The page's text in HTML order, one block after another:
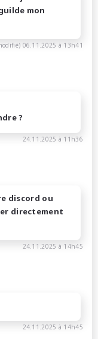
mon
06.11.2025 à 13h41
?
24.11.2025 à 11h36
discord ou
directement
24.11.2025 à 14h45
24.11.2025 à 14h45